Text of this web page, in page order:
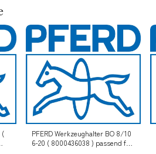
(
PFERD Werkzeughalter BO 8/10
6-20 ( 8000436038 ) passend für